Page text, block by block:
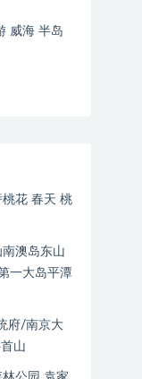
威海 半岛
花 春天 桃
澳岛东山
一大岛平潭
府/南京大
山